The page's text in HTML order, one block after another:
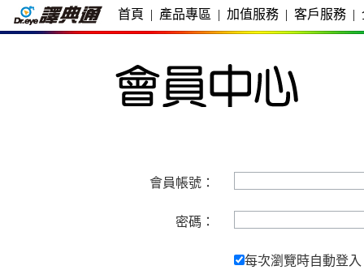
首頁 | 產品專區 | 加值服務 | 客戶服務 |
會員帳號：
密碼：
每次瀏覽時自動登入